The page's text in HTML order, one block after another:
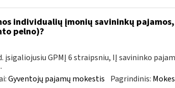
individualių įmonių savininkų
pelno)?
įsigaliojusiu GPMĮ 6 straipsniu, IĮ savininko
Gyventojų pajamų mokestis Pagrindinis: